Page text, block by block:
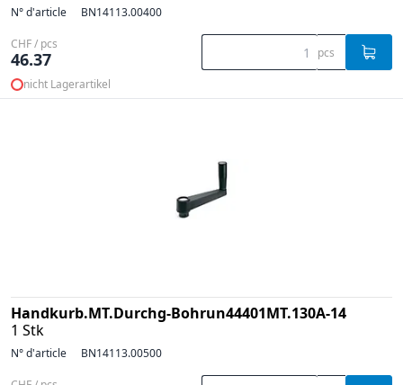
N° d'article BN14113.00400
CHF / pcs
46.37 pcs
nicht Lagerartikel
Handkurb.MT.Durchg-Bohrun44401MT.130A-14
1 Stk
N° d'article BN14113.00500